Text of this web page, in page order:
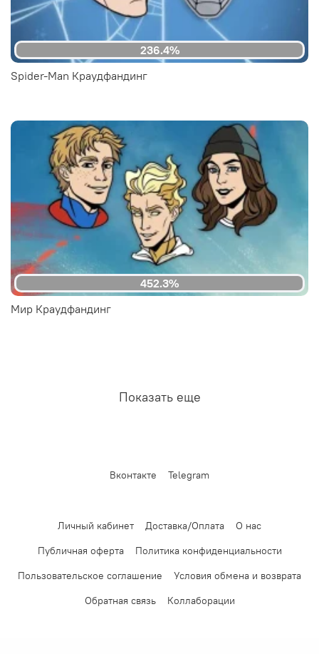
236.4%
Spider-Man Краудфандинг
452.3%
Мир Краудфандинг
Показать еще
Вконтакте Telegram
Личный кабинет Доставка/Оплата
О нас
Публичная оферта
Политика конфиденциальности
Пользовательское соглашение
Условия обмена и возврата
Обратная связь
Коллаборации